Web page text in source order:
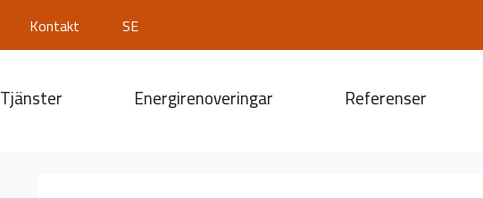
Kontakt SE
Tjänster Energirenoveringar Referenser